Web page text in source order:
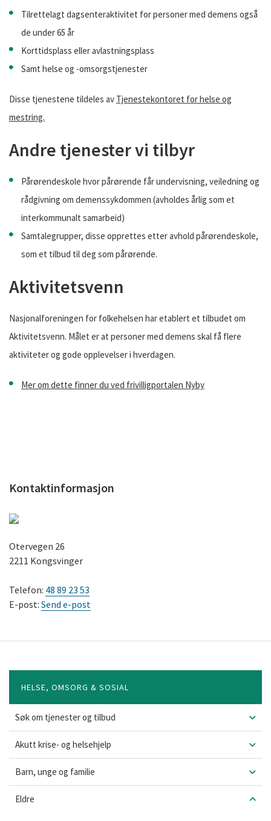
HELSE, OMSORG & SOSIAL
Søk om tjenester og tilbud
Akutt krise- og helsehjelp
Barn, unge og familie
Eldre
Kontaktinformasjon
Otervegen 26
2211 Kongsvinger
48 89 23 53
Send e-post
Tilrettelagt dagsenteraktivitet for personer med demens også
de under 65 år
Korttidsplass eller avlastningsplass
Samt helse og -omsorgstjenester
Disse tjenestene tildeles av Tjenestekontoret for helse og
mestring.
Andre tjenester vi tilbyr
Pårørendeskole hvor pårørende får undervisning, veiledning og
rådgivning om demenssykdommen (avholdes årlig som et
interkommunalt samarbeid)
Samtalegrupper, disse opprettes etter avhold pårørendeskole,
som et tilbud til deg som pårørende.
Aktivitetsvenn
Nasjonalforeningen for folkehelsen har etablert et tilbudet om
Aktivitetsvenn. Målet er at personer med demens skal få flere
aktiviteter og gode opplevelser i hverdagen.
Mer om dette finner du ved frivilligportalen Nyby